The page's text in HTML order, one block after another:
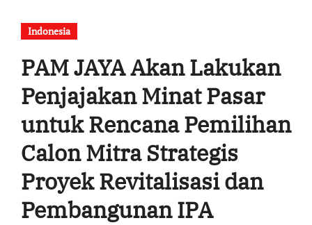
Indonesia
PAM JAYA Akan Lakukan
Penjajakan Minat Pasar
untuk Rencana Pemilihan
Calon Mitra Strategis
Proyek Revitalisasi dan
Pembangunan IPA